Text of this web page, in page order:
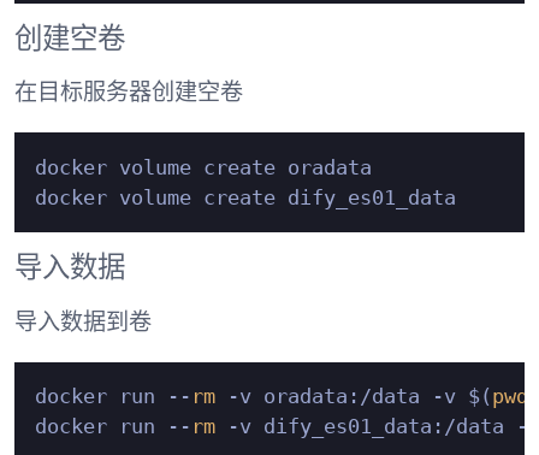
创建空卷
在目标服务器创建空卷
docker volume create oradata
导入数据
导入数据到卷
docker run -- rm -v oradata:/data -v $( pwd
docker run -- rm -v dify_es01_data:/data -